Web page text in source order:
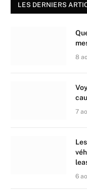
LES DERNIERS
8
7
6